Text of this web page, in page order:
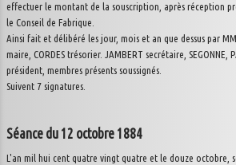
effectuer le montant de la souscription, après réception
le Conseil de Fabrique.
Ainsi fait et délibéré les jour, mois et an que dessus par
maire, CORDES trésorier. JAMBERT secrétaire, SEGONNE,
président, membres présents soussignés.
Suivent 7 signatures.
Séance du 12 octobre 1884
L'an mil hui cent quatre vingt quatre et le douze octobre,